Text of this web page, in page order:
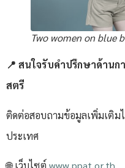
Two women on blue
📍 สนใจรับคำปรึกษาด้าน
สตรี
ติดต่อสอบถามข้อมูลเพิ่มเติม
ประเทศ
🌐 เว็บไซต์ www.ppat.or.th